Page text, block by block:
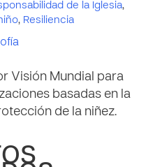
de la Iglesia,
, Resiliencia
Visión Mundial para
basadas en la
de la niñez.